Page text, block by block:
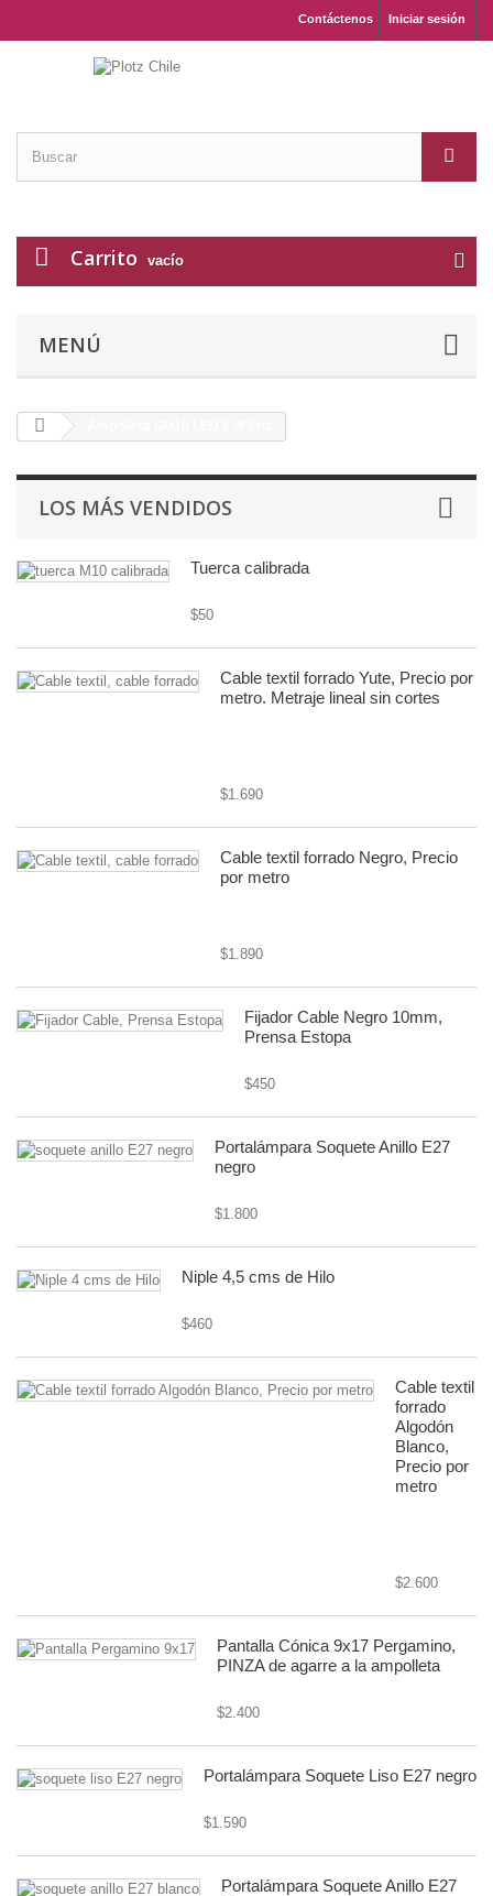
Iniciar sesión
Contáctenos
Carrito vacío
MENÚ
LOS MÁS VENDIDOS
Tuerca calibrada
$50
Cable textil forrado Yute, Precio por
metro. Metraje lineal sin cortes
$1.690
Cable textil forrado Negro, Precio
por metro
$1.890
Fijador Cable Negro 10mm,
Prensa Estopa
$450
Portalámpara Soquete Anillo E27
negro
$1.800
Niple 4,5 cms de Hilo
$460
Cable textil
forrado
Algodón
Blanco,
Precio por
metro
$2.600
Pantalla Cónica 9x17 Pergamino,
PINZA de agarre a la ampolleta
$2.400
Portalámpara Soquete Liso E27 negro
$1.590
Portalámpara Soquete Anillo E27